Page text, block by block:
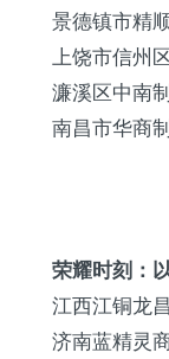
景德镇市精顺
上饶市信州区
濂溪区中南制
南昌市华商制
荣耀时刻：
江西江铜龙昌
济南蓝精灵商